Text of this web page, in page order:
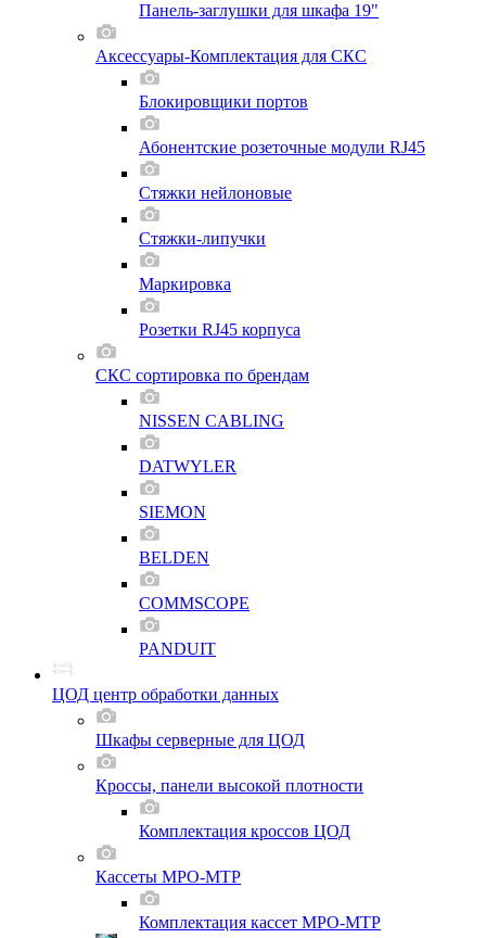
Панель-заглушки для шкафа 19"
Аксессуары-Комплектация для СКС
Блокировщики портов
Абонентские розеточные модули RJ45
Стяжки нейлоновые
Стяжки-липучки
Маркировка
Розетки RJ45 корпуса
СКС сортировка по брендам
NISSEN CABLING
DATWYLER
SIEMON
BELDEN
COMMSCOPE
PANDUIT
ЦОД центр обработки данных
Шкафы серверные для ЦОД
Кроссы, панели высокой плотности
Комплектация кроссов ЦОД
Кассеты MPO-MTP
Комплектация кассет MPO-MTP